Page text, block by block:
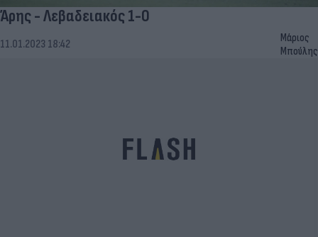
Άρης - Λεβαδειακός 1-0
11.01.2023 18:42
Μάριος
Μπούλης